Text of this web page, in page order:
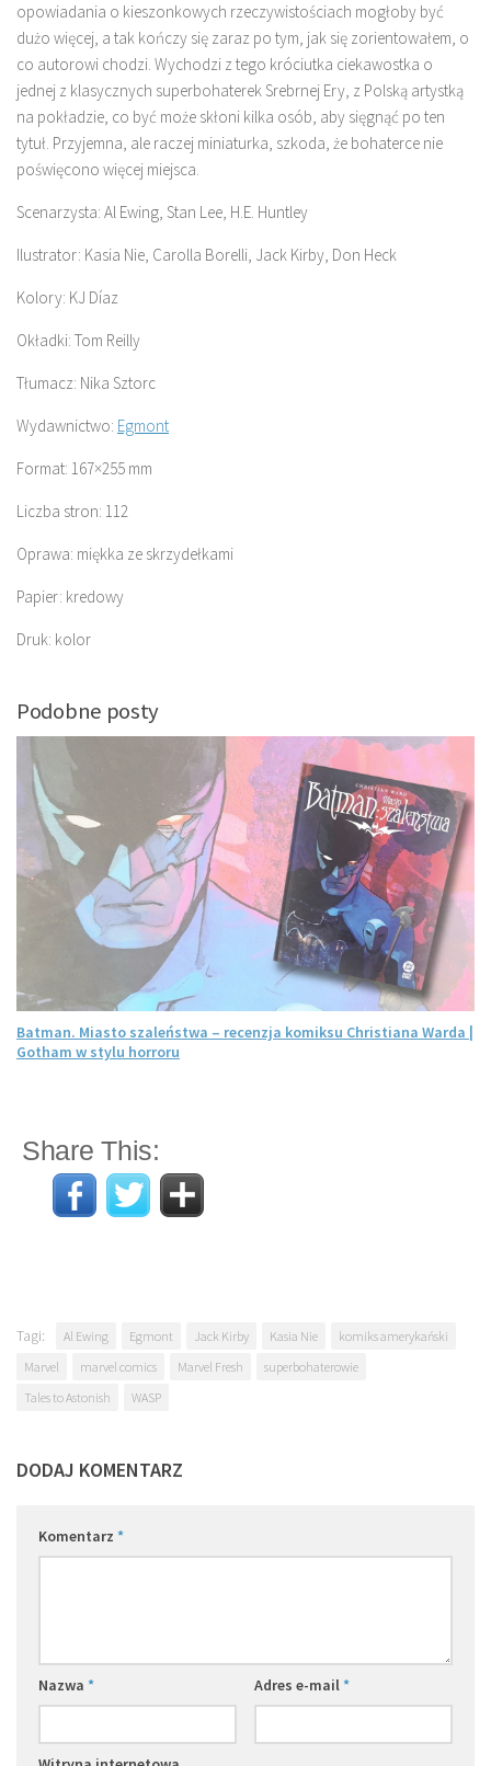
opowiadania o kieszonkowych rzeczywistościach mogłoby być
dużo więcej, a tak kończy się zaraz po tym, jak się zorientowałem, o
co autorowi chodzi. Wychodzi z tego króciutka ciekawostka o
jednej z klasycznych superbohaterek Srebrnej Ery, z Polską artystką
na pokładzie, co być może skłoni kilka osób, aby sięgnąć po ten
tytuł. Przyjemna, ale raczej miniaturka, szkoda, że bohaterce nie
poświęcono więcej miejsca.
Scenarzysta: Al Ewing, Stan Lee, H.E. Huntley
Ilustrator: Kasia Nie, Carolla Borelli, Jack Kirby, Don Heck
Kolory: KJ Díaz
Okładki: Tom Reilly
Tłumacz: Nika Sztorc
Wydawnictwo: Egmont
Format: 167×255 mm
Liczba stron: 112
Oprawa: miękka ze skrzydełkami
Papier: kredowy
Druk: kolor
Podobne posty
Batman. Miasto szaleństwa – recenzja komiksu Christiana Warda |
Gotham w stylu horroru
Share This:
Tagi: Al Ewing Egmont Jack Kirby Kasia Nie
komiks amerykański
Marvel
marvel comics Marvel Fresh
superbohaterowie
Tales to Astonish
WASP
DODAJ KOMENTARZ
Komentarz *
Nazwa * Adres e-mail*